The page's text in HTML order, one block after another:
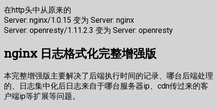
在http头中从原来的
Server: nginx/1.0.15 变为 Server: nginx
Server: openresty/1.11.2.3 变为 Server: openresty
nginx 日志格式化完整增强版
本完整增强版主要解决了后端执行时间的记录、哪台后端处理
的、日志集中化后日志来自于哪台服务器ip、cdn传过来的客
户端ip等扩展等问题。